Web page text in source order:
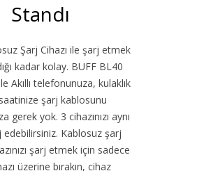
Standı
Şarj Cihazı ile şarj etmek
kadar kolay. BUFF BL40
Akıllı telefonunuza, kulaklık
şarj kablosunu
gerek yok. 3 cihazınızı aynı
edebilirsiniz. Kablosuz şarj
şarj etmek için sadece
üzerine bırakın, cihaz